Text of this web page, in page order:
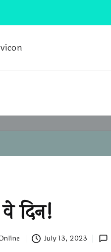
दिन!
July 13, 2023